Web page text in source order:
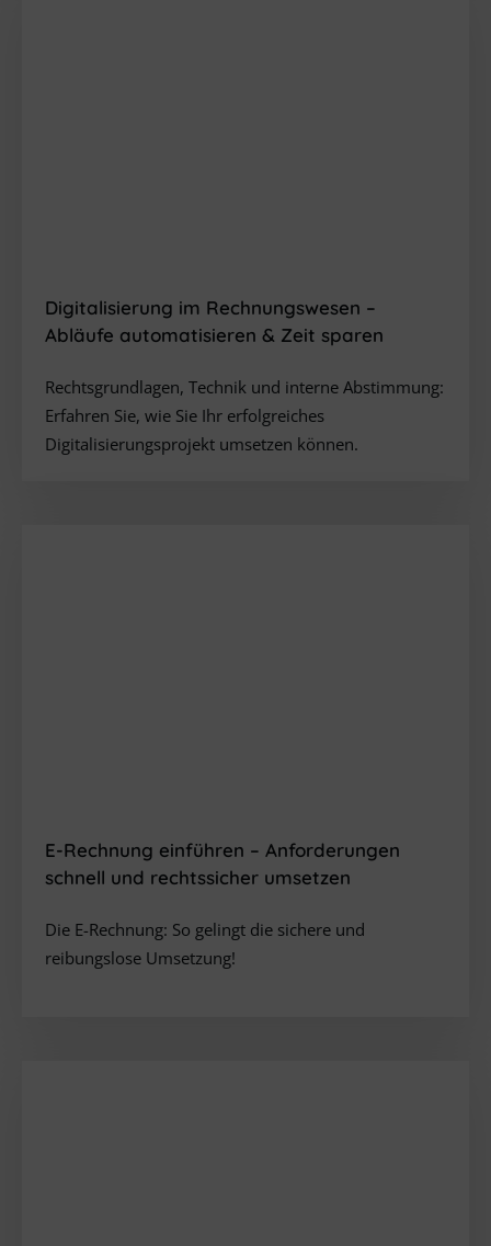
Digitalisierung im Rechnungswesen –
Abläufe automatisieren & Zeit sparen
Rechtsgrundlagen, Technik und interne Abstimmung:
Erfahren Sie, wie Sie Ihr erfolgreiches
Digitalisierungsprojekt umsetzen können.
E-Rechnung einführen – Anforderungen
schnell und rechtssicher umsetzen
Die E-Rechnung: So gelingt die sichere und
reibungslose Umsetzung!